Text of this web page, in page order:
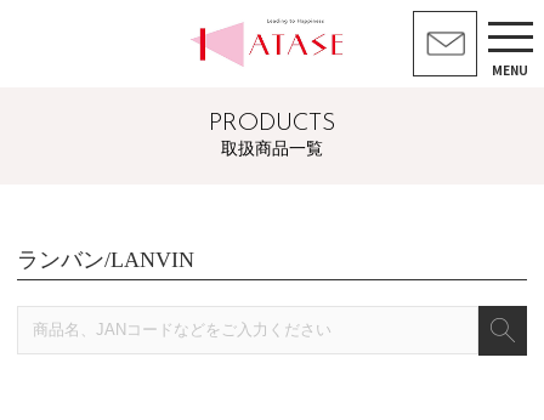
MENU
PRODUCTS
取扱商品一覧
ランバン/LANVIN